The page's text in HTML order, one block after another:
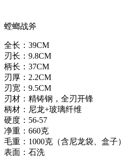
螳螂战斧
全长：39CM
刃长：9.8CM
柄长：37CM
刃厚：2.2CM
刃宽：9.5CM
刃材：精铸钢，全刃开锋
柄材：尼龙+玻璃纤维
硬度：56-57
净重：660克
毛重：1000克（含尼龙袋、盒子）
表面：石洗